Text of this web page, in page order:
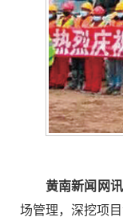
黄南新闻网讯
场管理，深挖项